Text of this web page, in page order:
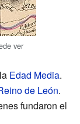
ver
Edad Media.
de León.
fundaron el